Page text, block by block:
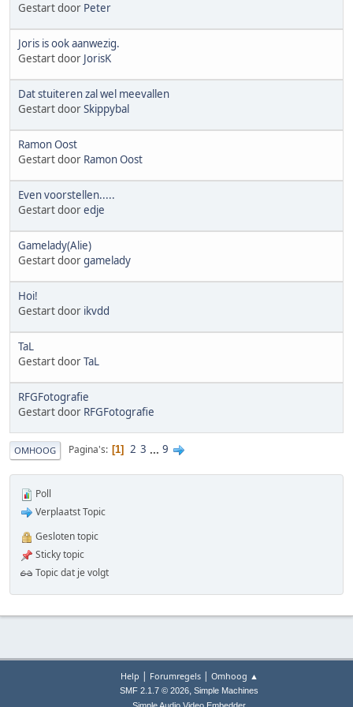
Gestart door Peter
Joris is ook aanwezig.
Gestart door JorisK
Dat stuiteren zal wel meevallen
Gestart doorSkippybal
Ramon Oost
Gestart door Ramon Oost
Even voorstellen.....
Gestart dooredje
Gamelady(Alie)
Gestart doorgamelady
Hoi!
Gestart door ikvdd
TaL
Gestart doorTaL
RFGFotografie
Gestart door RFGFotografie
OMHOOG Pagina's 1 2 3 ... 9
Poll
Verplaatst Topic
Gesloten topic
Sticky topic
Topic dat je volgt
Help | Forumregels| Omhoog ▲
SMF 2.1.7 © 2026, Simple Machines